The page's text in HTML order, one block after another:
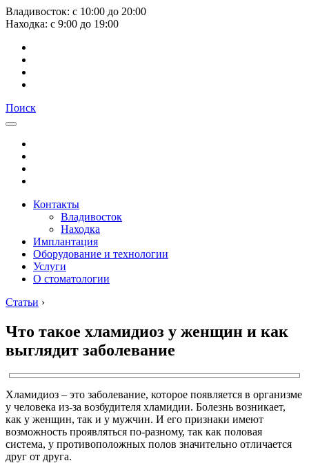
Владивосток: с 10:00 до 20:00
Находка: с 9:00 до 19:00
Поиск
Контакты
Владивосток
Находка
Имплантация
Оборудование и технологии
Услуги
О стоматологии
Статьи ›
Что такое хламидиоз у женщин и как
выглядит заболевание
Хламидиоз – это заболевание, которое появляется в организме
у человека из-за возбудителя хламидии. Болезнь возникает,
как у женщин, так и у мужчин. И его признаки имеют
возможность проявляться по-разному, так как половая
система, у противоположных полов значительно отличается
друг от друга.